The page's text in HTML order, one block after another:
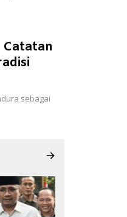
Catatan
sebagai